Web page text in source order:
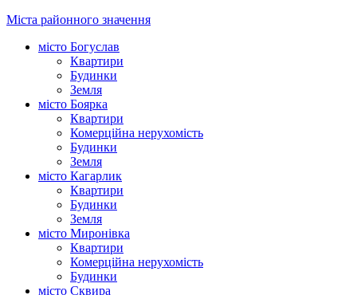
Міста районного значення
місто Богуслав
Квартири
Будинки
Земля
місто Боярка
Квартири
Комерційна нерухомість
Будинки
Земля
місто Кагарлик
Квартири
Будинки
Земля
місто Миронівка
Квартири
Комерційна нерухомість
Будинки
місто Сквира